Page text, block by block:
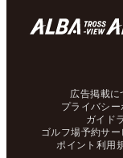
広告掲載に
プライバシー
ガイド
ゴルフ場予約サ
ポイント利用